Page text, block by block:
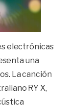
electrónicas
una
La canción
RY X,